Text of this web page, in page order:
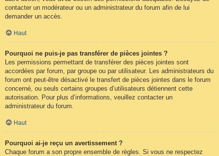
contacter un modérateur ou un administrateur du forum afin de lui
demander un accès.
Haut
Pourquoi ne puis-je pas transférer de pièces jointes ?
Les permissions permettant de transférer des pièces jointes sont
accordées par forum, par groupe ou par utilisateur. Les administrateurs du
forum ont peut-être désactivé le transfert de pièces jointes dans le forum
concerné, ou seuls certains groupes d’utilisateurs détiennent cette
autorisation. Pour plus d’informations, veuillez contacter un
administrateur du forum.
Haut
Pourquoi ai-je reçu un avertissement ?
Chaque forum a son propre ensemble de règles. Si vous ne respectez